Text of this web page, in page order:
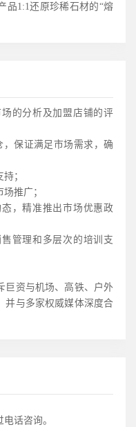
品1:1还原珍稀石材的“熔
的分析及加盟店铺的评
保证满足市场需求，确
；
推广；
，精准推出市场优惠政
管理和多层次的培训支
巨资与机场、高铁、户外
并与多家权威媒体深度合
话咨询。